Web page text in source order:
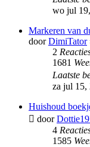
wo jul
Markeren van
doorDimiTator
2
1681
Laatste
za jul 15,
Huishoud
door
4
1585